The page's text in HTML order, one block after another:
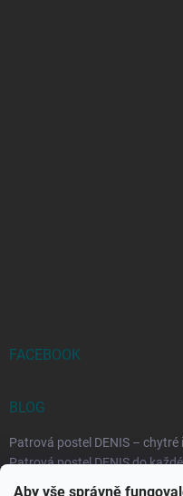
Aby vše správně
FACEBOOK
BLOG
Patrová postel DENIS –
Patrová postel DENIS do